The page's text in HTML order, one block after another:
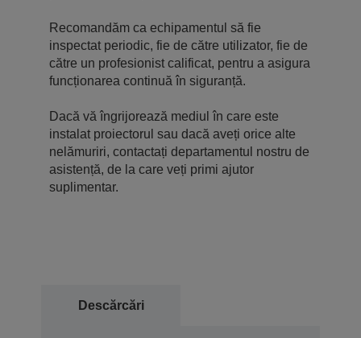
Recomandăm ca echipamentul să fie
inspectat periodic, fie de către utilizator, fie de
către un profesionist calificat, pentru a asigura
funcționarea continuă în siguranță.
Dacă vă îngrijorează mediul în care este
instalat proiectorul sau dacă aveți orice alte
nelămuriri, contactați departamentul nostru de
asistență, de la care veți primi ajutor
suplimentar.
Descărcări